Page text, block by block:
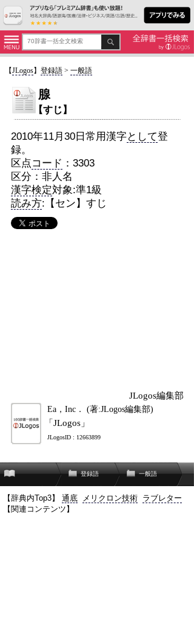
【JLogos】 登録語> 一般語
腺
【すじ】
2010年11月30日常用漢字として登
録。
区点コード ：3303
区分：非人名
漢字検定対象:準1級
読み方:【セン】すじ
JLogos編集部
Ea，Inc． (著:JLogos編集部)
「JLogos」
JLogosID : 12663899
登録語 一般語
【辞典内Top3】 通底 メリクロン技術 ラブレター
【関連コンテンツ】